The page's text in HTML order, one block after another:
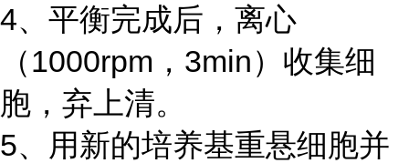
4、平衡完成后，离心
（1000rpm，3min）收集细
胞，弃上清。
5、用新的培养基重悬细胞并